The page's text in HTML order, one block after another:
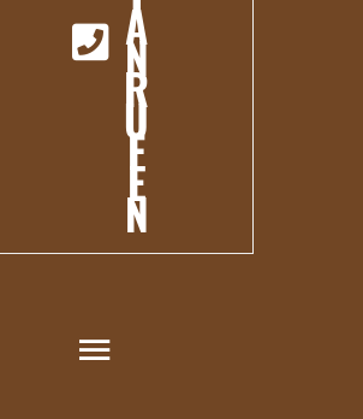
A
N
R
U
F
E
N